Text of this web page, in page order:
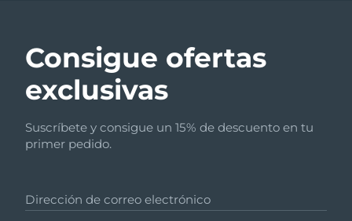
Consigue ofertas
exclusivas
Suscríbete y consigue un 15% de descuento en tu
primer pedido.
Dirección de correo electrónico